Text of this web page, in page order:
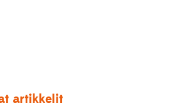
artikkelit